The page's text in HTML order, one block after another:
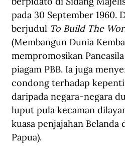
pada 30 September 1960.
berjudul To Build The
(Membangun Dunia
mempromosikan
piagam PBB. Ia juga
condong terhadap
daripada negara-negara
luput pula kecaman
kuasa penjajahan
Papua).